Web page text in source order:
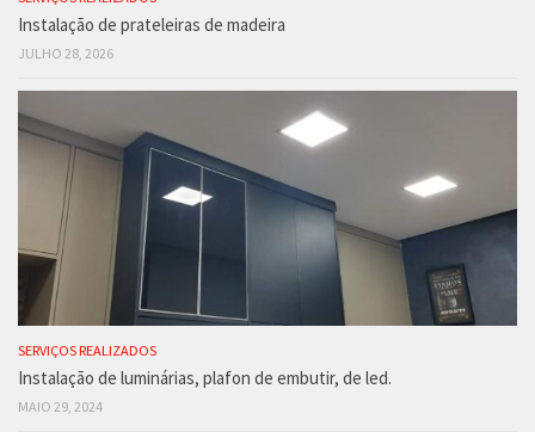
Instalação de prateleiras de madeira
JULHO 28, 2026
SERVIÇOS REALIZADOS
Instalação de luminárias, plafon de embutir, de led.
MAIO 29, 2024